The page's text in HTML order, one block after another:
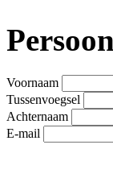
Leave
this
Voornaam
Tussenvoegsel
Achternaam
E-mail